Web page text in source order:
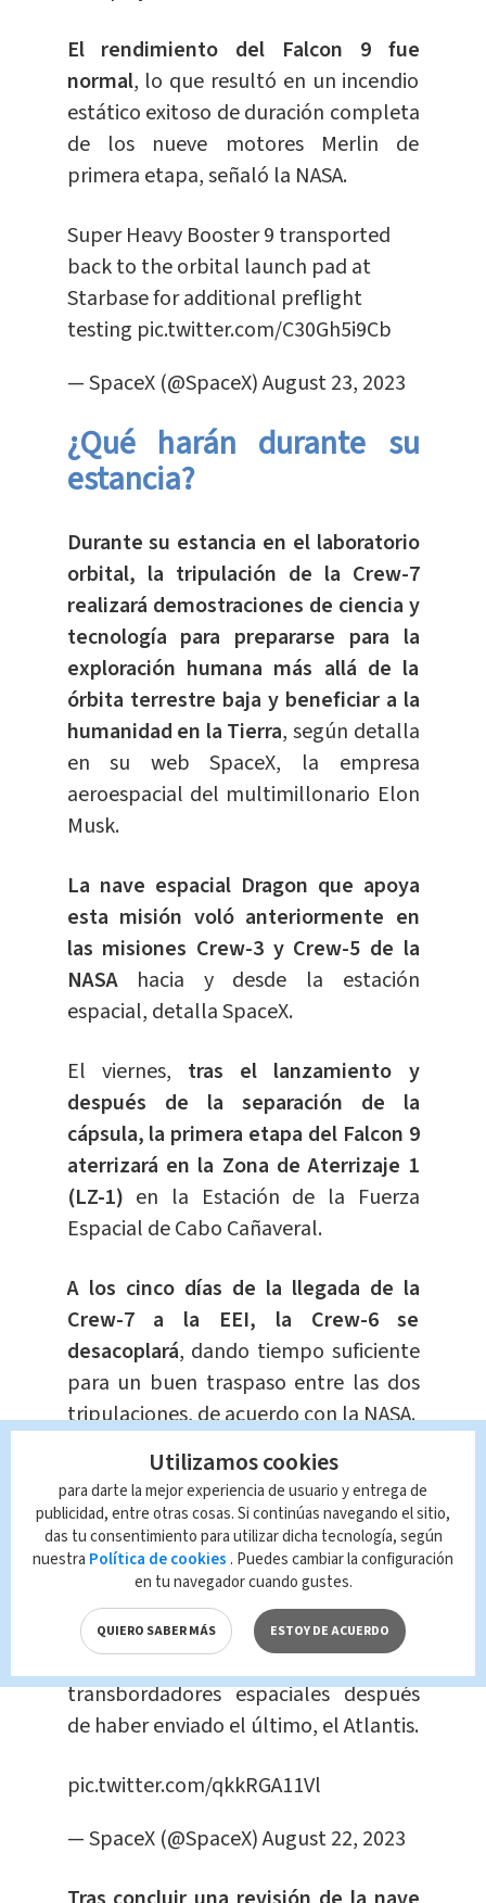
El rendimiento del Falcon 9 fue
normal, lo que resultó en un incendio
estático exitoso de duración completa
de los nueve motores Merlin de
primera etapa, señaló la NASA.
Super Heavy Booster 9 transported
back to the orbital launch pad at
Starbase for additional preflight
testing pic.twitter.com/C30Gh5i9Cb
— SpaceX (@SpaceX)August 23, 2023
¿Qué harán durante su
estancia?
Durante su estancia en el laboratorio
orbital, la tripulación de la Crew-7
realizará demostraciones de ciencia y
tecnología para prepararse para la
exploración humana más allá de la
órbita terrestre baja y beneficiar a la
humanidad en la Tierra, según detalla
en su web SpaceX, la empresa
aeroespacial del multimillonario Elon
Musk.
La nave espacial Dragon que apoya
esta misión voló anteriormente en
las misiones Crew-3 y Crew-5 de la
NASAhacia y desde la estación
espacial, detalla SpaceX.
El viernes, tras el lanzamiento y
después de la separación de la
cápsula, la primera etapa del Falcon 9
aterrizará en la Zona de Aterrizaje 1
(LZ-1) en la Estación de la Fuerza
Espacial de Cabo Cañaveral.
A los cinco días de la llegada de la
Crew-7 a la EEI, la Crew-6 se
desacoplará, dando tiempo suficiente
para un buen traspaso entre las dos
tripulaciones, de acuerdo con la NASA.
En 2020, gracias a contratos
millonarios con SpaceX y Boeing, la
NASA pudo reanudar los viajes de
astronautas a la EEI desde suelo
estadounidense
, que estaban
interrumpidos desde 2011, cuando
acabó el programa de
transbordadores espaciales después
de haber enviado el último, el Atlantis.
pic.twitter.com/qkkRGA11Vl
— SpaceX (@SpaceX)August 22, 2023
Utilizamos cookies
para darte la mejor experiencia de usuario y entrega de
publicidad, entre otras cosas. Si continúas navegando el sitio,
das tu consentimiento para utilizar dicha tecnología, según
nuestra Política de cookies . Puedes cambiar la configuración
en tu navegador cuando gustes.
QUIERO SABER MÁS ESTOY DE ACUERDO